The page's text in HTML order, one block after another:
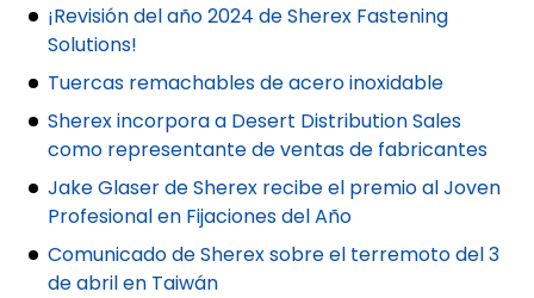
¡Revisión del año 2024 de Sherex Fastening
Solutions!
Tuercas remachables de acero inoxidable
Sherex incorpora a Desert Distribution Sales
como representante de ventas de fabricantes
Jake Glaser de Sherex recibe el premio al Joven
Profesional en Fijaciones del Año
Comunicado de Sherex sobre el terremoto del 3
de abril en Taiwán